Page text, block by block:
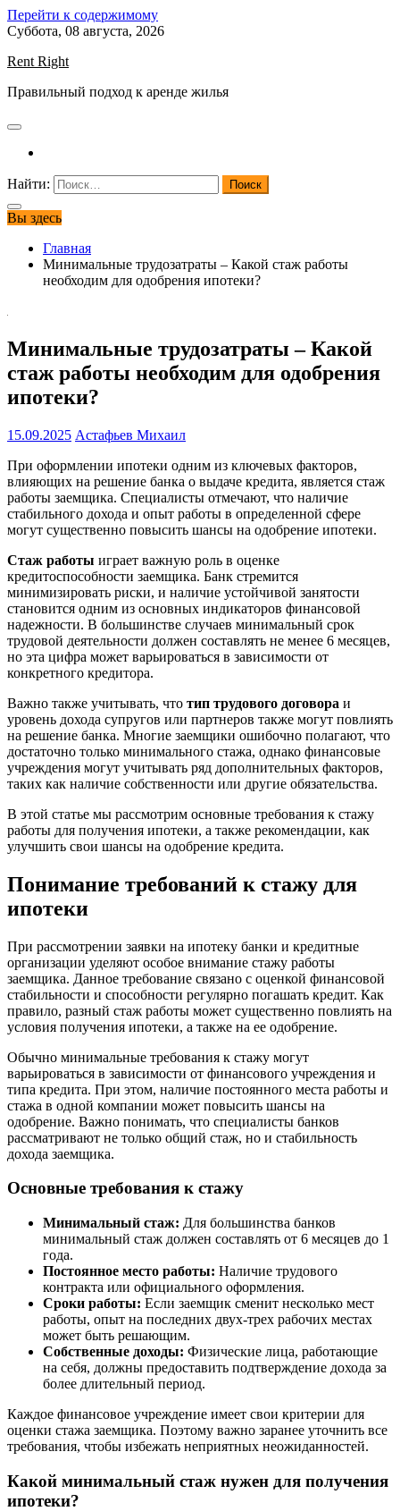
Перейти к содержимому
Суббота, 08 августа, 2026
Rent Right
Правильный подход к аренде жилья
Найти:
Вы здесь
Главная
Минимальные трудозатраты – Какой стаж работы
необходим для одобрения ипотеки?
Минимальные трудозатраты – Какой
стаж работы необходим для одобрения
ипотеки?
15.09.2025 Астафьев Михаил
При оформлении ипотеки одним из ключевых факторов,
влияющих на решение банка о выдаче кредита, является стаж
работы заемщика. Специалисты отмечают, что наличие
стабильного дохода и опыт работы в определенной сфере
могут существенно повысить шансы на одобрение ипотеки.
Стаж работы играет важную роль в оценке
кредитоспособности заемщика. Банк стремится
минимизировать риски, и наличие устойчивой занятости
становится одним из основных индикаторов финансовой
надежности. В большинстве случаев минимальный срок
трудовой деятельности должен составлять не менее 6 месяцев,
но эта цифра может варьироваться в зависимости от
конкретного кредитора.
Важно также учитывать, что тип трудового договора и
уровень дохода супругов или партнеров также могут повлиять
на решение банка. Многие заемщики ошибочно полагают, что
достаточно только минимального стажа, однако финансовые
учреждения могут учитывать ряд дополнительных факторов,
таких как наличие собственности или другие обязательства.
В этой статье мы рассмотрим основные требования к стажу
работы для получения ипотеки, а также рекомендации, как
улучшить свои шансы на одобрение кредита.
Понимание требований к стажу для
ипотеки
При рассмотрении заявки на ипотеку банки и кредитные
организации уделяют особое внимание стажу работы
заемщика. Данное требование связано с оценкой финансовой
стабильности и способности регулярно погашать кредит. Как
правило, разный стаж работы может существенно повлиять на
условия получения ипотеки, а также на ее одобрение.
Обычно минимальные требования к стажу могут
варьироваться в зависимости от финансового учреждения и
типа кредита. При этом, наличие постоянного места работы и
стажа в одной компании может повысить шансы на
одобрение. Важно понимать, что специалисты банков
рассматривают не только общий стаж, но и стабильность
дохода заемщика.
Основные требования к стажу
Минимальный стаж: Для большинства банков
минимальный стаж должен составлять от 6 месяцев до 1
года.
Постоянное место работы: Наличие трудового
контракта или официального оформления.
Сроки работы: Если заемщик сменит несколько мест
работы, опыт на последних двух-трех рабочих местах
может быть решающим.
Собственные доходы: Физические лица, работающие
на себя, должны предоставить подтверждение дохода за
более длительный период.
Каждое финансовое учреждение имеет свои критерии для
оценки стажа заемщика. Поэтому важно заранее уточнить все
требования, чтобы избежать неприятных неожиданностей.
Какой минимальный стаж нужен для получения
ипотеки?